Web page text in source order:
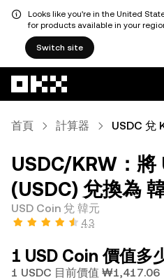
Looks like you're in the United
for products available in your
Switch site
首頁 計算器 USDC 兌
USDC/KRW：將
(USDC) 兌換為
USD Coin 兌 韓元
4.3
1 USD Coin 價值多
1 USDC 目前價值 ₩1,417.06